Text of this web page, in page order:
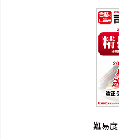
難易度